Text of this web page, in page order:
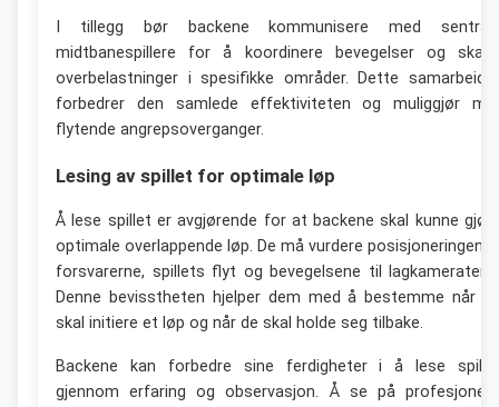
I tillegg bør backene kommunisere med
midtbanespillere for å koordinere bevegelser og
overbelastninger i spesifikke områder. Dette
forbedrer den samlede effektiviteten og muliggjør
flytende angrepsoverganger.
Lesing av spillet for optimale løp
Å lese spillet er avgjørende for at backene skal kunne
optimale overlappende løp. De må vurdere posisjoneringen
forsvarerne, spillets flyt og bevegelsene til
Denne bevisstheten hjelper dem med å bestemme når
skal initiere et løp og når de skal holde seg tilbake.
Backene kan forbedre sine ferdigheter i å lese
gjennom erfaring og observasjon. Å se på